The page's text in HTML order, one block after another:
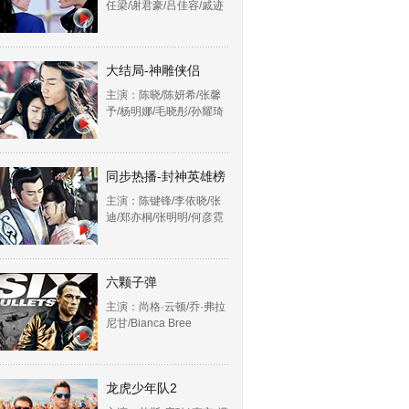
任梁/谢君豪/吕佳容/戚迹
大结局-神雕侠侣
主演：陈晓/陈妍希/张馨
予/杨明娜/毛晓彤/孙耀琦
同步热播-封神英雄榜
主演：陈键锋/李依晓/张
迪/郑亦桐/张明明/何彦霓
六颗子弹
主演：尚格·云顿/乔·弗拉
尼甘/Bianca Bree
龙虎少年队2